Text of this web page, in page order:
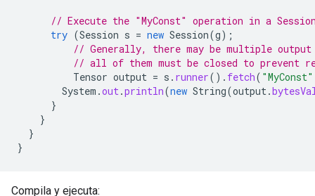
// Execute the "MyConst" operation in a
try (Session s = new Session(g);
// Generally, there may be multiple
// all of them must be closed to prevent
Tensor output = s . runner(). fetch( "MyConst"
System .out.println(new String(output.
}
}
}
}
Compila y ejecuta: